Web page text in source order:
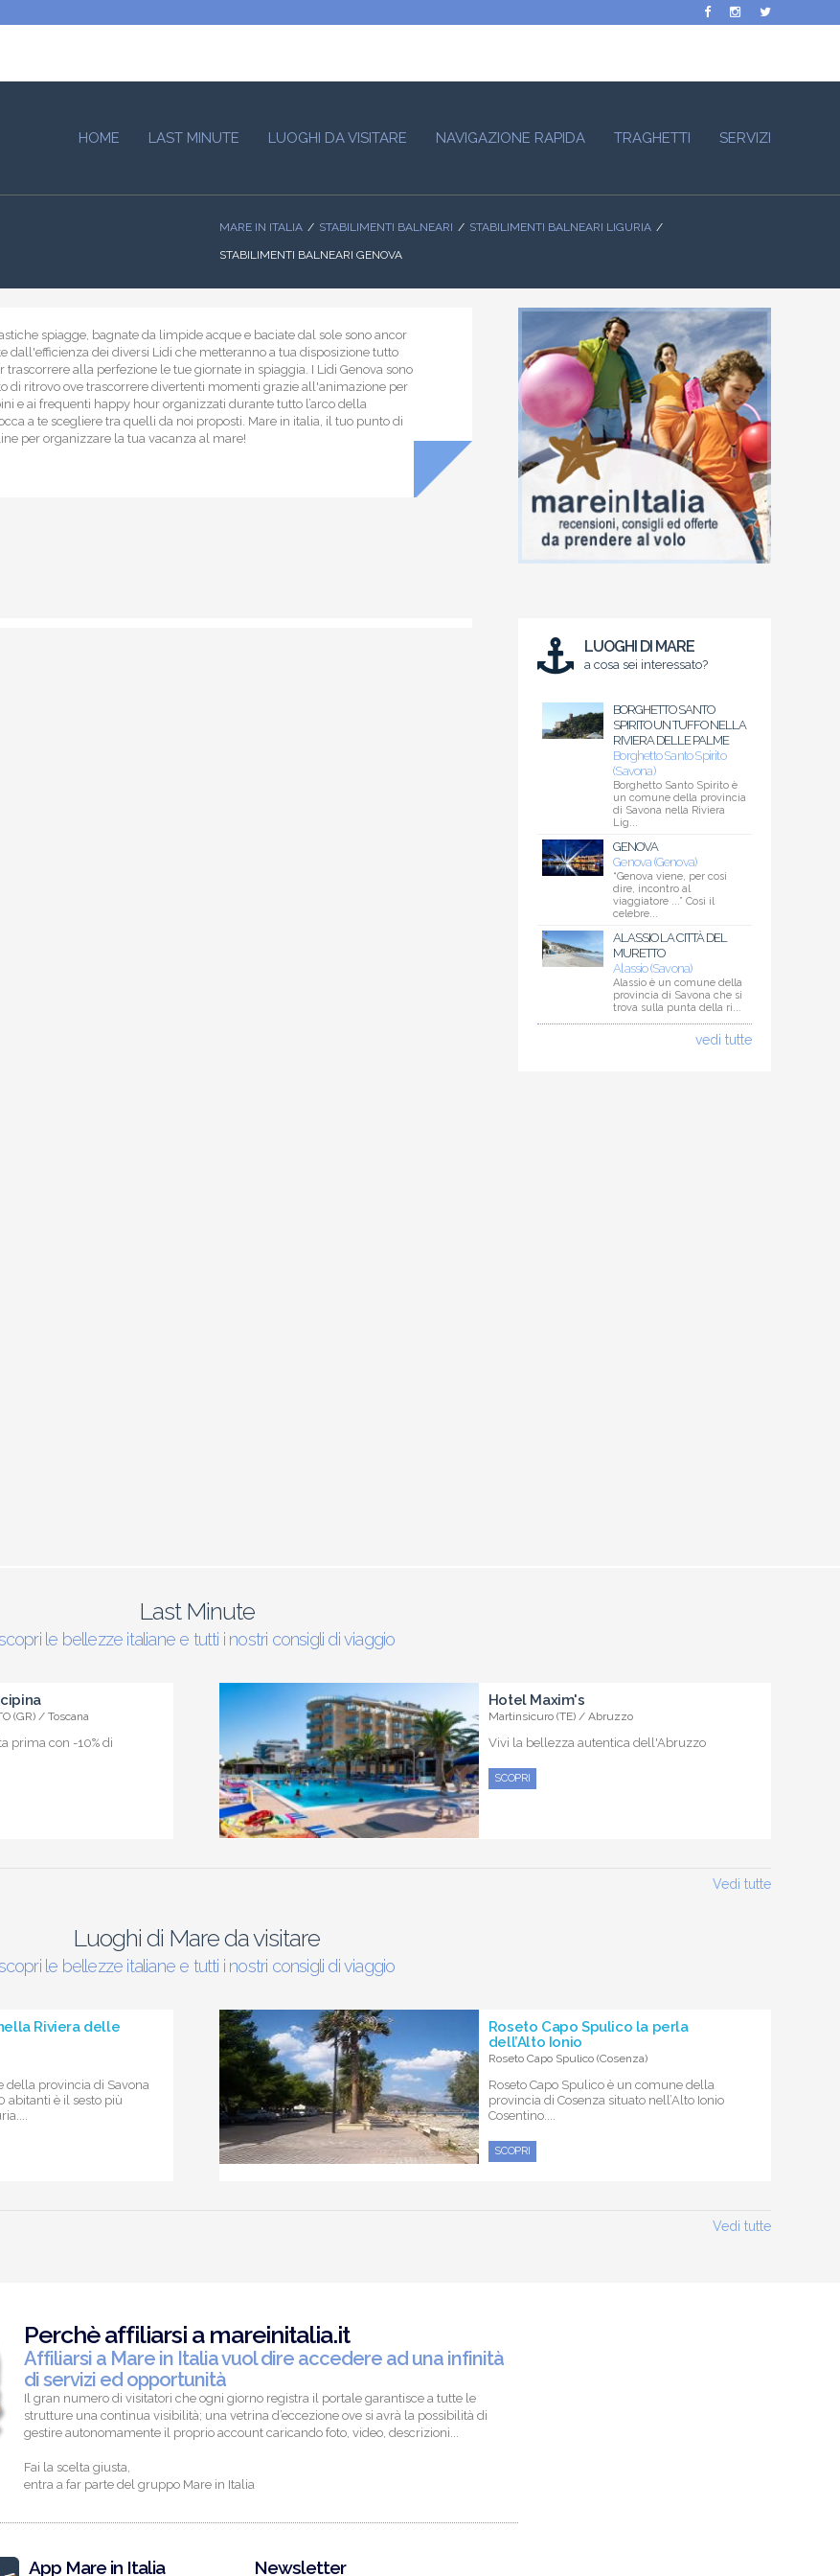
HOME LAST MINUTE LUOGHI DA VISITARE NAVIGAZIONE RAPIDA TRAGHETTI SERVIZI
MARE IN ITALIA STABILIMENTI BALNEARI STABILIMENTI BALNEARI LIGURIA
STABILIMENTI BALNEARI GENOVA
spiagge, bagnate da limpide acque e baciate dal sole sono ancor
dall'efficienza dei diversi Lidi che metteranno a tua disposizione tutto
trascorrere alla perfezione le tue giornate in spiaggia. I Lidi Genova sono
di ritrovo ove trascorrere divertenti momenti grazie all'animazione per
e ai frequenti happy hour organizzati durante tutto l’arco della
a te scegliere tra quelli da noi proposti. Mare in italia, il tuo punto di
per organizzare la tua vacanza al mare!
LUOGHI DI MARE
a cosa sei interessato?
BORGHETTO SANTO
SPIRITO UN TUFFO NELLA
RIVIERA DELLE PALME
Borghetto Santo Spirito
(Savona)
Borghetto Santo Spirito è
un comune della provincia
di Savona nella Riviera
Lig...
GENOVA
Genova (Genova)
“Genova viene, per così
dire, incontro al
viaggiatore ...” Così il
celebre...
ALASSIO LA CITTÀ DEL
MURETTO
Alassio (Savona)
Alassio è un comune della
provincia di Savona che si
trova sulla punta della ri...
vedi tutte
Last Minute
le bellezze italiane e tutti i nostri consigli di viaggio
(GR) / Toscana
prima con -10% di
Hotel Maxim's
Martinsicuro (TE) / Abruzzo
Vivi la bellezza autentica dell'Abruzzo
SCOPRI
Vedi tutte
Luoghi di Mare da visitare
le bellezze italiane e tutti i nostri consigli di viaggio
Riviera delle
della provincia di Savona
abitanti è il sesto più
Roseto Capo Spulico la perla
dell’Alto Ionio
Roseto Capo Spulico (Cosenza)
Roseto Capo Spulico è un comune della
provincia di Cosenza situato nell’Alto Ionio
Cosentino....
SCOPRI
Vedi tutte
Perchè affiliarsi a mareinitalia.it
Affiliarsi a Mare in Italia vuol dire accedere ad una infinità
di servizi ed opportunità
Il gran numero di visitatori che ogni giorno registra il portale garantisce a tutte le
strutture una continua visibilità; una vetrina d’eccezione ove si avrà la possibilità di
gestire autonomamente il proprio account caricando foto, video, descrizioni...
Fai la scelta giusta,
entra a far parte del gruppo Mare in Italia
App Mare in Italia Newsletter